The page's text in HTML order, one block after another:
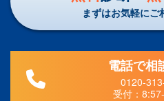
まずはお気軽にご
電話で相
0120-
受付：